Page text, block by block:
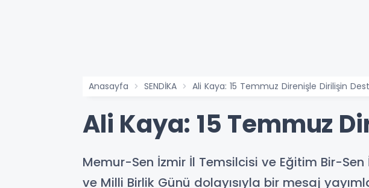
Anasayfa SENDİKA Ali Kaya: 15 Temmuz Direnişle Dirilişin
Ali Kaya: 15 Temmuz
Memur-Sen İzmir İl Temsilcisi ve Eğitim Bir-Sen
ve Milli Birlik Günü dolayısıyla bir mesaj